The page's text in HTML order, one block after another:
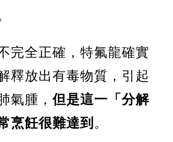
完全正確，特氟龍確實
釋放出有毒物質，引起
氣腫， 但是這一「分解
烹飪很難達到 。